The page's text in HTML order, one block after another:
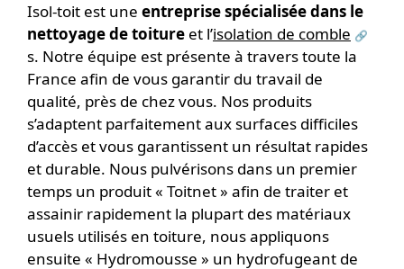
Isol-toit est une entreprise spécialisée dans le
nettoyage de toiture et l’isolation de comble
s. Notre équipe est présente à travers toute la
France afin de vous garantir du travail de
qualité, près de chez vous. Nos produits
s’adaptent parfaitement aux surfaces difficiles
d’accès et vous garantissent un résultat rapides
et durable. Nous pulvérisons dans un premier
temps un produit « Toitnet » afin de traiter et
assainir rapidement la plupart des matériaux
usuels utilisés en toiture, nous appliquons
ensuite « Hydromousse » un hydrofugeant de